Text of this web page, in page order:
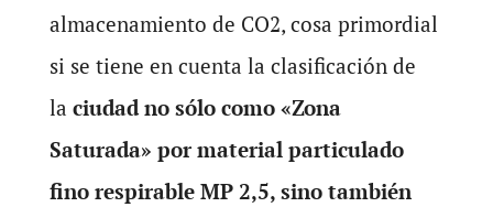
almacenamiento de CO2, cosa primordial
si se tiene en cuenta la clasificación de
la ciudad no sólo como «Zona
Saturada» por material particulado
fino respirable MP 2,5, sino también